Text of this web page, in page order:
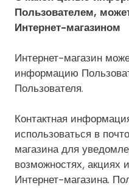
Пользователем,
Интернет-магазином
Интернет-магазин
информацию
Пользователя.
Контактная
использоваться в
магазина для
возможностях, акциях
Интернет-магазина.